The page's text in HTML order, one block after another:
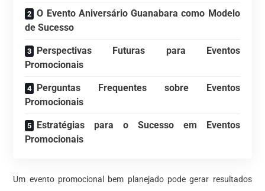
O Evento Aniversário Guanabara como Modelo
de Sucesso
Perspectivas Futuras para Eventos
Promocionais
Perguntas Frequentes sobre Eventos
Promocionais
Estratégias para o Sucesso em Eventos
Promocionais
Um evento promocional bem planejado pode gerar resultados